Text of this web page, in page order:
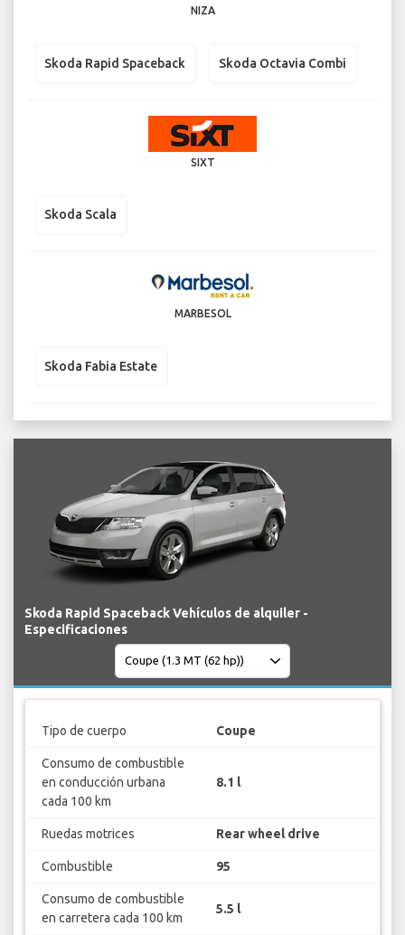
NIZA
Skoda Rapid Spaceback Skoda Octavia Combi
SIXT
Skoda Scala
MARBESOL
Skoda Fabia Estate
Skoda Rapid Spaceback Vehículos de alquiler -
Especificaciones
Tipo de cuerpo Coupe
Consumo de combustible
en conducción urbana
cada 100 km
8.1 l
Ruedas motrices Rear wheel drive
Combustible 95
Consumo de combustible
en carretera cada 100 km
5.5 l